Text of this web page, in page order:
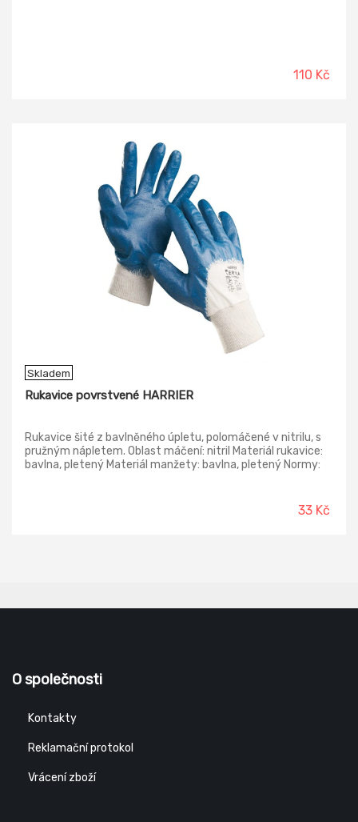
110 Kč
Skladem
Rukavice povrstvené HARRIER
Rukavice šité z bavlněného úpletu, polomáčené v nitrilu, s
pružným nápletem. Oblast máčení: nitril Materiál rukavice:
bavlna, pletený Materiál manžety: bavlna, pletený Normy:
33 Kč
O společnosti
Kontakty
Reklamační protokol
Vrácení zboží